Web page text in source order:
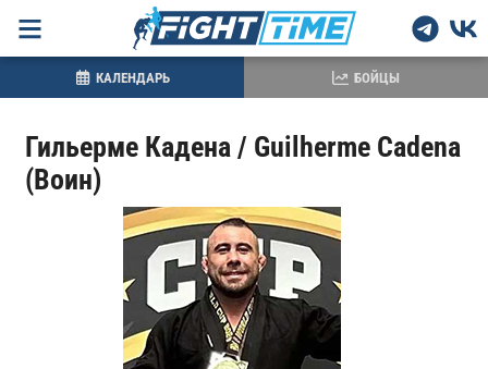
Гильерме Кадена / Guilherme Cadena
(Воин)
КАЛЕНДАРЬ БОЙЦЫ